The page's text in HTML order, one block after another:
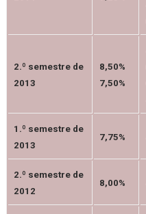
2.º semestre de
2013
8,50%
7,50%
1.º semestre de
2013
7,75%
2.º semestre de
2012
8,00%